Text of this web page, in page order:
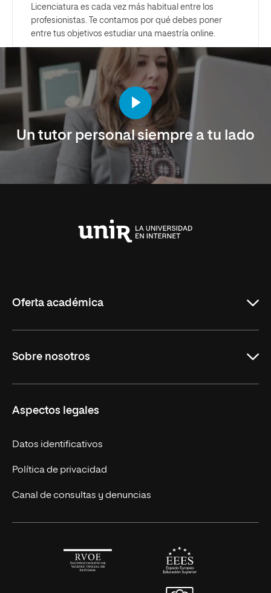
Licenciatura es cada vez más habitual entre los
profesionistas. Te contamos por qué debes poner
entre tus objetivos estudiar una maestría online.
Un tutor personal siempre a tu lado
Oferta académica
Licenciaturas en línea
Másteres Europeos
Cursos Europeos
Títulos Americanos
Alianza Newman
Sobre nosotros
Nuestros alumnos
Únete a nosotros
Actualidad
Solicita información
Aspectos legales
Datos identificativos
Política de privacidad
Canal de consultas y denuncias